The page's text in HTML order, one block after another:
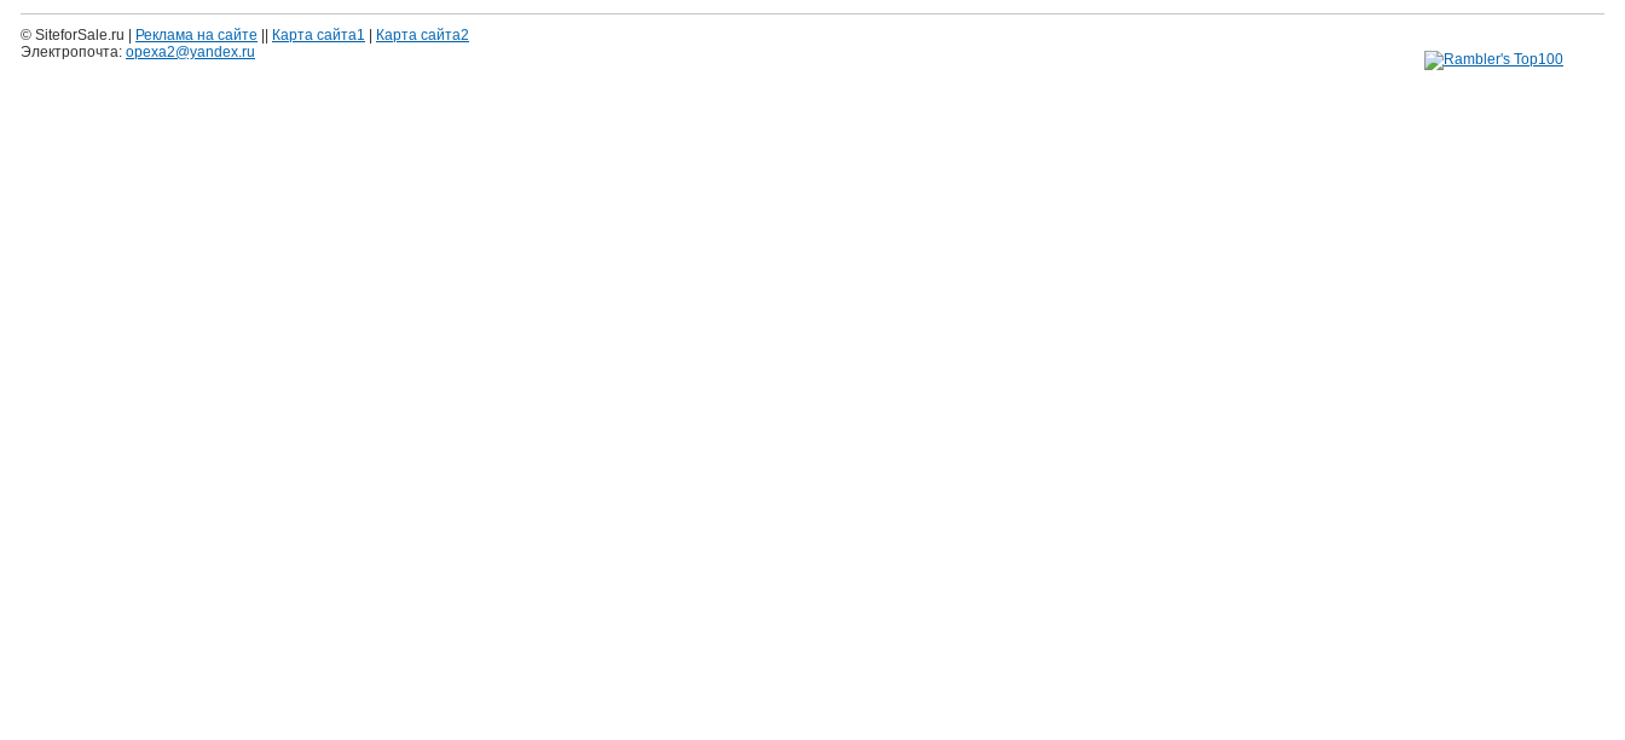
© SiteforSale.ru | Реклама на сайте Карта сайта1
Карта сайта2
Электропочта: opexa2@yandex.ru